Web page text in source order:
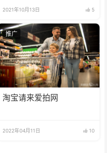
2021年10月13日 5
推广
淘宝请来爱拍网
2022年04月11日 10